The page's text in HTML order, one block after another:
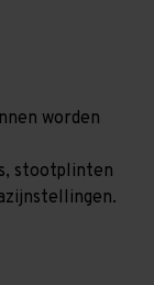
worden
stootplinten